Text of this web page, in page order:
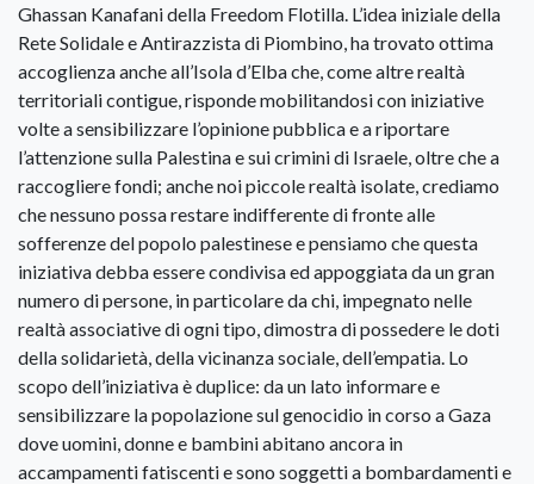
Ghassan Kanafani della Freedom Flotilla. L’idea iniziale della
Rete Solidale e Antirazzista di Piombino, ha trovato ottima
accoglienza anche all’Isola d’Elba che, come altre realtà
territoriali contigue, risponde mobilitandosi con iniziative
volte a sensibilizzare l’opinione pubblica e a riportare
l’attenzione sulla Palestina e sui crimini di Israele, oltre che a
raccogliere fondi; anche noi piccole realtà isolate, crediamo
che nessuno possa restare indifferente di fronte alle
sofferenze del popolo palestinese e pensiamo che questa
iniziativa debba essere condivisa ed appoggiata da un gran
numero di persone, in particolare da chi, impegnato nelle
realtà associative di ogni tipo, dimostra di possedere le doti
della solidarietà, della vicinanza sociale, dell’empatia. Lo
scopo dell’iniziativa è duplice: da un lato informare e
sensibilizzare la popolazione sul genocidio in corso a Gaza
dove uomini, donne e bambini abitano ancora in
accampamenti fatiscenti e sono soggetti a bombardamenti e